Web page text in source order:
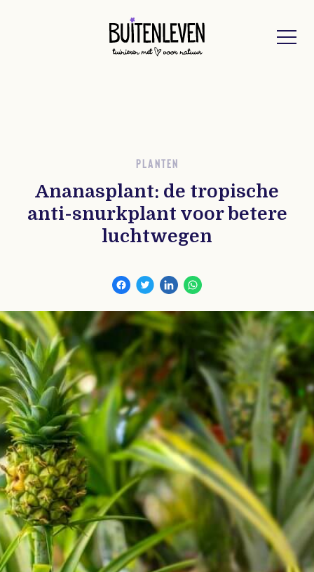
PLANTEN
Ananasplant: de tropische
anti-snurkplant voor betere
luchtwegen